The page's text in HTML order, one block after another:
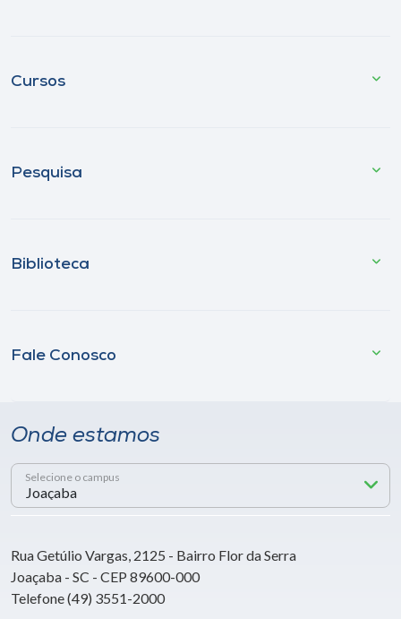
Cursos
Pesquisa
Biblioteca
Fale Conosco
Onde estamos
Selecione o campus
Rua Getúlio Vargas, 2125 - Bairro Flor da Serra
Joaçaba - SC - CEP 89600-000
Telefone (49) 3551-2000